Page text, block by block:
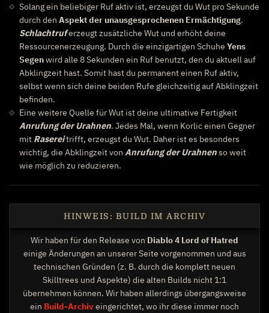
Solang ein beliebiger Ruf aktiv ist, erzeugst du Wut pro Sekunde
durch denAspekt der unausgesprochenen Ermächtigung.
Schlachtruferzeugt zusätzliche Wut und erhöht deine
Ressourcenerzeugung. Durch die einzigartigen SchuheYens
Segenwird alle 8 Sekunden ein Ruf benutzt, den du aktuell auf
Abklingzeit hast. Somit hast du permanent einen Ruf aktiv,
selbst wenn sich deine beiden Rufe gleichzeitig auf Abklingzeit
befinden.
Eine weitere Quelle für Wut ist deine ultimative Fertigkeit
Anrufung der Urahnen. Jedes Mal, wenn Korlic einen Gegner
mit Rasereitrifft, erzeugst du Wut. Daher ist es besonders
wichtig, die Abklingzeit vonAnrufung der Urahnenso weit
wie möglich zu reduzieren.
HINWEIS: BUILD IM ARCHIV
Wir haben für den Release von Diablo 4 Lord of Hatred
einige Änderungen an unserer Seite vorgenommen und aus
technischen Gründen (z. B. durch die komplett neuen
Skilltrees und Aspekte) die alten Builds nicht 1:1
übernehmen können. Wir haben allerdings übergangsweise
ein Build-Archiveingerichtet, wo ihr diese immer noch